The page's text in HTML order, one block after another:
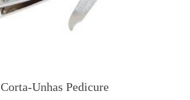
Corta-Unhas Pedicure